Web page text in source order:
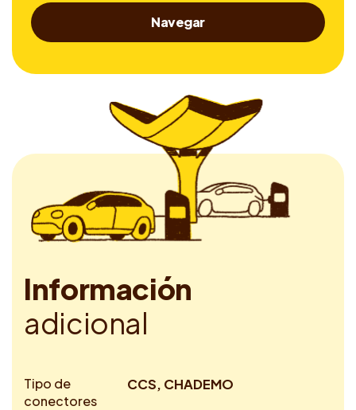
Navegar
Información
adicional
Tipo de
conectores
CCS, CHADEMO